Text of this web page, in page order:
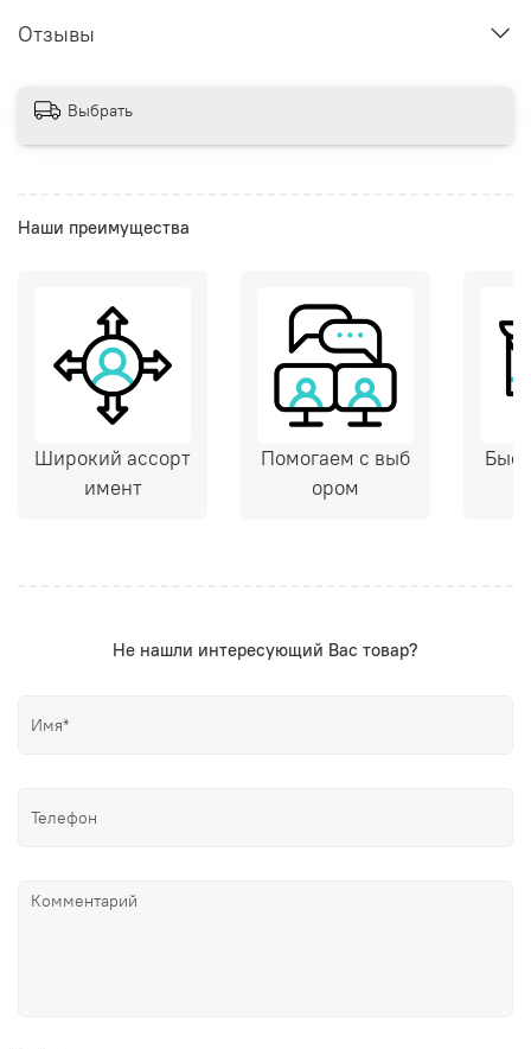
Отзывы
Выбрать
Наши преимущества
Широкий ассорт
имент
Помогаем с выб
ором
Не нашли интересующий Вас товар?